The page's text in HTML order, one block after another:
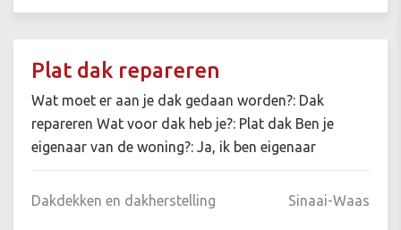
Plat dak repareren
Wat moet er aan je dak gedaan worden?: Dak
repareren Wat voor dak heb je?: Plat dak Ben je
eigenaar van de woning?: Ja, ik ben eigenaar
Dakdekken en dakherstelling Sinaai-Waas